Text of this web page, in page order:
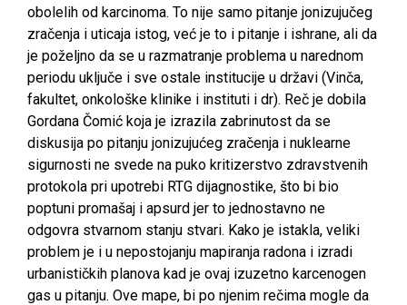
obolelih od karcinoma. To nije samo pitanje jonizujučeg
zračenja i uticaja istog, već je to i pitanje i ishrane, ali da
je poželjno da se u razmatranje problema u narednom
periodu uključe i sve ostale institucije u državi (Vinča,
fakultet, onkološke klinike i instituti i dr). Reč je dobila
Gordana Čomić koja je izrazila zabrinutost da se
diskusija po pitanju jonizujućeg zračenja i nuklearne
sigurnosti ne svede na puko kritizerstvo zdravstvenih
protokola pri upotrebi RTG dijagnostike, što bi bio
poptuni promašaj i apsurd jer to jednostavno ne
odgovra stvarnom stanju stvari. Kako je istakla, veliki
problem je i u nepostojanju mapiranja radona i izradi
urbanističkih planova kad je ovaj izuzetno karcenogen
gas u pitanju. Ove mape, bi po njenim rečima mogle da